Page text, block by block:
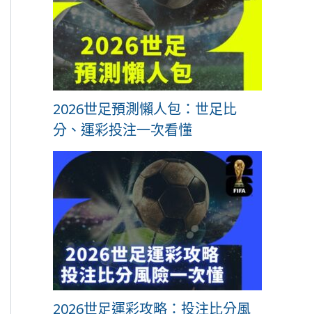
2026世足預測懶人包：世足比
分、運彩投注一次看懂
2026世足運彩攻略：投注比分風